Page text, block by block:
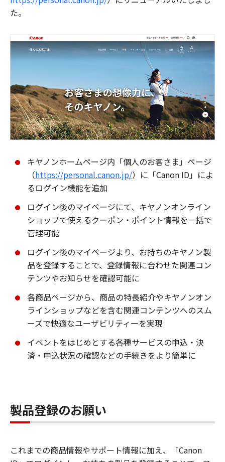
た。
キヤノンホームページ内「個人のお客さま」ページ
（https://personal.canon.jp/）に「Canon ID」によ
るログイン機能を追加
ログイン後のマイページにて、キヤノンオンライン
ショップで使えるクーポン・ポイント情報を一括で
管理可能
ログイン後のマイページより、お持ちのキヤノン製
品を登録することで、登録情報に合わせた関連コン
テンツやお知らせを確認可能に
各商品ページから、商品の特長紹介やキヤノンオン
ラインショップなどを含む関連コンテンツへのスム
ーズで快適なユーザビリティーを実現
イベントをはじめとする各種サービスの申込・決
済・申込状況の確認などの手続きをより簡単に
製品登録のお願い
これまでの商品情報やサポート情報に加え、「Canon